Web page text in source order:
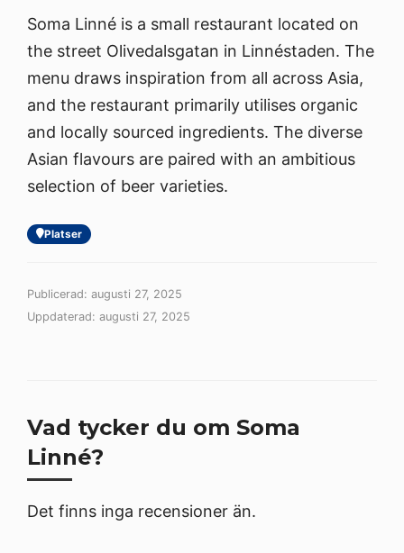
Soma Linné is a small restaurant located on
the street Olivedalsgatan in Linnéstaden. The
menu draws inspiration from all across Asia,
and the restaurant primarily utilises organic
and locally sourced ingredients. The diverse
Asian flavours are paired with an ambitious
selection of beer varieties.
Platser
Publicerad: augusti 27, 2025
Uppdaterad: augusti 27, 2025
Vad tycker du om Soma
Linné?
Det finns inga recensioner än.